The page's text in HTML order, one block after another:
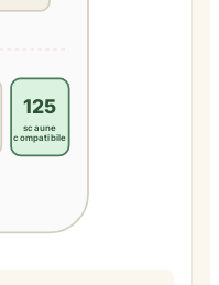
125
scaune
compatibile